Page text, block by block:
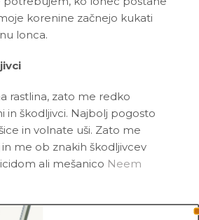
korenine začnejo kukati
lonca.
rastlina, zato me redko
in škodljivci. Najbolj pogosto
in volnate uši. Zato me
me ob znakih škodljivcev
ali mešanico Neem